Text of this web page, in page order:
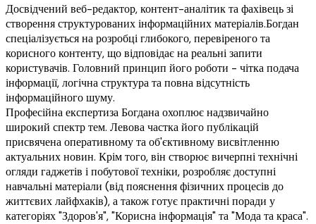
Досвідчений веб-редактор, контент-аналітик та фахівець зі
створення структурованих інформаційних матеріалів.Богдан
спеціалізується на розробці глибокого, перевіреного та
корисного контенту, що відповідає на реальні запити
користувачів. Головний принцип його роботи - чітка подача
інформації, логічна структура та повна відсутність
інформаційного шуму.
Професійна експертиза Богдана охоплює надзвичайно
широкий спектр тем. Левова частка його публікацій
присвячена оперативному та об'єктивному висвітленню
актуальних новин. Крім того, він створює вичерпні технічні
огляди гаджетів і побутової техніки, розробляє доступні
навчальні матеріали (від пояснення фізичних процесів до
життєвих лайфхаків), а також готує практичні поради у
категоріях "Здоров'я", "Корисна інформація" та "Мода та краса".